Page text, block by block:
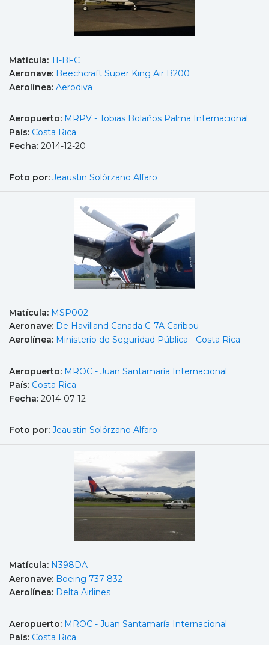
Matícula: TI-BFC
Aeronave: Beechcraft Super King Air B200
Aerolínea: Aerodiva
Aeropuerto: MRPV - Tobias Bolaños Palma Internacional
País: Costa Rica
Fecha: 2014-12-20
Foto por: Jeaustin Solórzano Alfaro
Matícula: MSP002
Aeronave: De Havilland Canada C-7A Caribou
Aerolínea: Ministerio de Seguridad Pública - Costa Rica
Aeropuerto: MROC - Juan Santamaría Internacional
País: Costa Rica
Fecha: 2014-07-12
Foto por: Jeaustin Solórzano Alfaro
Matícula: N398DA
Aeronave: Boeing 737-832
Aerolínea: Delta Airlines
Aeropuerto: MROC - Juan Santamaría Internacional
País: Costa Rica